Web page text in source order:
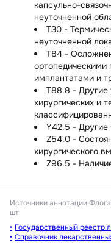
капсульно-
неуточненной
T30 -
неуточненной
T84 -
ортопедическими
имплантатами и
T88.8 - Другие
хирургических и
Y42.5 - Другие
Z54.0 -
хирургического
Z96.5 -
Источники аннотации
шт
Государственный реестр
Справочник